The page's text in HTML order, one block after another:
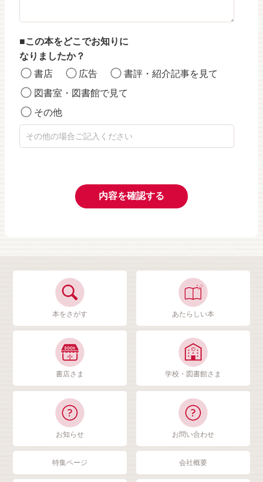
この本をどこでお知りに
なりましたか？
書店
広告
書評・紹介記事を見て
図書室・図書館で見て
その他
内容を確認する
本をさがす あたらしい本
書店さま 学校・図書館さま
お知らせ お問い合わせ
特集ページ 会社概要